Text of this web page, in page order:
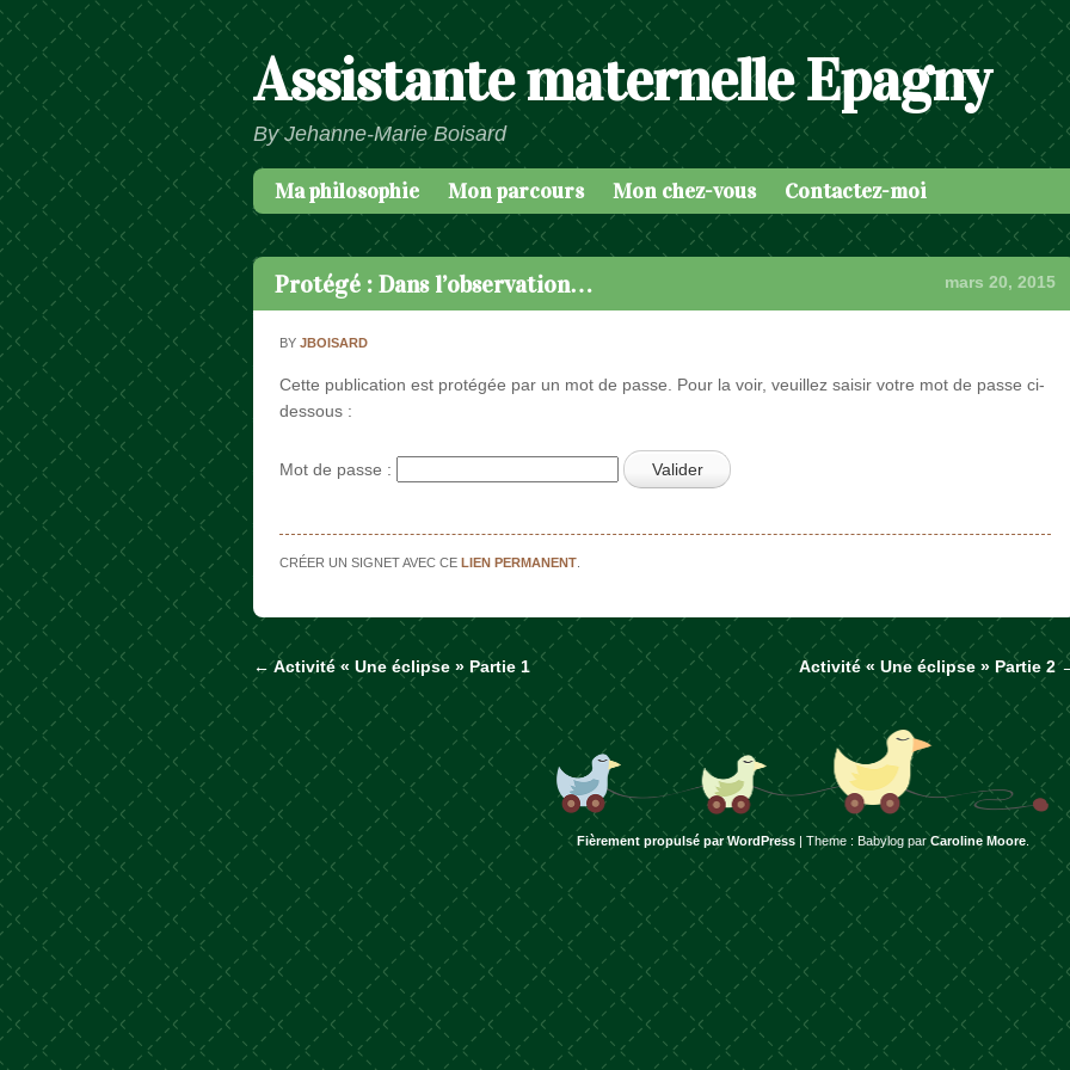
Assistante maternelle Epagny
By Jehanne-Marie Boisard
Menu
Passer au contenu
Ma philosophie Mon parcours Mon chez-vous Contactez-moi
Protégé : Dans l’observation… mars 20, 2015
BYJBOISARD
Cette publication est protégée par un mot de passe. Pour la voir, veuillez saisir votre mot de passe ci-
dessous :
Mot de passe :
CRÉER UN SIGNET AVEC CELIEN PERMANENT
Naviguer dans les articles
←Activité « Une éclipse » Partie 1 Activité « Une éclipse » Partie 2
Fièrement propulsé par WordPress Theme : Babylog par Caroline Moore.